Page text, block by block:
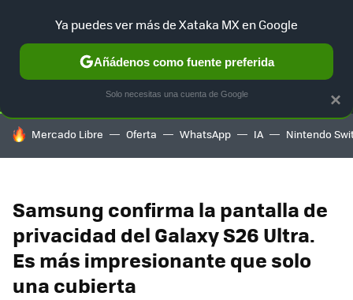
SELECCIÓN GAMING HOME AUTO TERRITORIO
HOY SE HABLA DE
Mercado Libre Oferta WhatsApp IA Nintendo
Samsung confirma la pantalla de
privacidad del Galaxy S26 Ultra.
Es más impresionante que solo
una cubierta
×
Ya puedes ver más de Xataka MX en Google
Añádenos como fuente preferida
Solo necesitas una cuenta de Google